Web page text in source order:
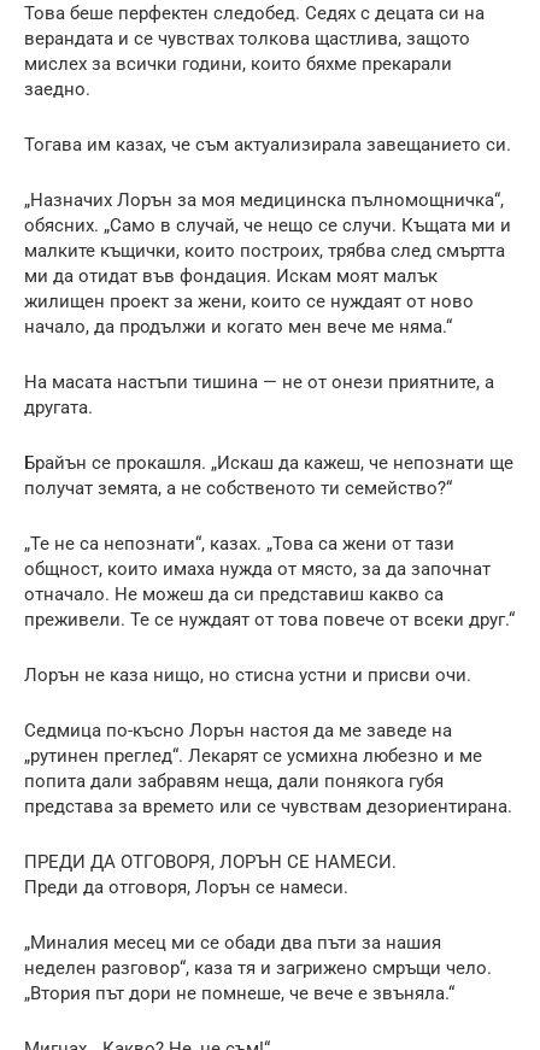
Това беше перфектен следобед. Седях с децата си на
верандата и се чувствах толкова щастлива, защото
мислех за всички години, които бяхме прекарали
заедно.
Тогава им казах, че съм актуализирала завещанието си.
„Назначих Лорън за моя медицинска пълномощничка“,
обясних. „Само в случай, че нещо се случи. Къщата ми и
малките къщички, които построих, трябва след смъртта
ми да отидат във фондация. Искам моят малък
жилищен проект за жени, които се нуждаят от ново
начало, да продължи и когато мен вече ме няма.“
На масата настъпи тишина — не от онези приятните, а
другата.
Брайън се прокашля. „Искаш да кажеш, че непознати ще
получат земята, а не собственото ти семейство?“
„Те не са непознати“, казах. „Това са жени от тази
общност, които имаха нужда от място, за да започнат
отначало. Не можеш да си представиш какво са
преживели. Те се нуждаят от това повече от всеки друг.“
Лорън не каза нищо, но стисна устни и присви очи.
Седмица по-късно Лорън настоя да ме заведе на
„рутинен преглед“. Лекарят се усмихна любезно и ме
попита дали забравям неща, дали понякога губя
представа за времето или се чувствам дезориентирана.
ПРЕДИ ДА ОТГОВОРЯ, ЛОРЪН СЕ НАМЕСИ.
Преди да отговоря, Лорън се намеси.
„Миналия месец ми се обади два пъти за нашия
неделен разговор“, каза тя и загрижено смръщи чело.
„Втория път дори не помнеше, че вече е звъняла.“